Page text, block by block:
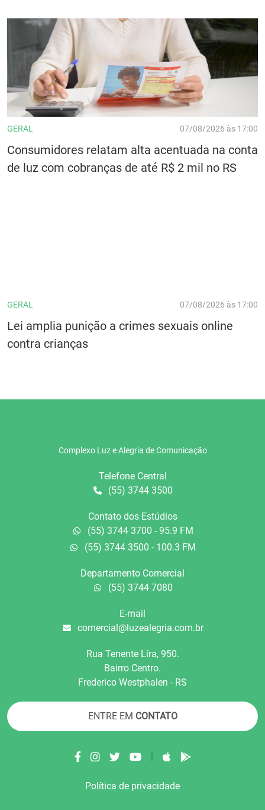
GERAL 07/08/2026 às 17:00
Consumidores relatam alta acentuada na conta
de luz com cobranças de até R$ 2 mil no RS
GERAL 07/08/2026 às 17:00
Lei amplia punição a crimes sexuais online
contra crianças
Complexo Luz e Alegria de Comunicação
Telefone Central
(55) 3744 3500
Contato dos Estúdios
(55) 3744 3700 - 95.9 FM
(55) 3744 3500 - 100.3 FM
Departamento Comercial
(55) 3744 7080
E-mail
comercial@luzealegria.com.br
Rua Tenente Líra, 950.
Bairro Centro.
Frederico Westphalen - RS
ENTRE EM CONTATO
|
Política de privacidade